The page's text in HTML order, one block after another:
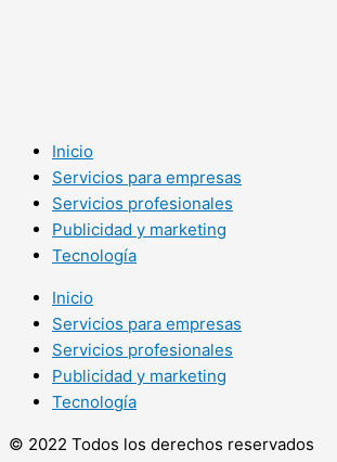
Inicio
Servicios para empresas
Servicios profesionales
Publicidad y marketing
Tecnología
Inicio
Servicios para empresas
Servicios profesionales
Publicidad y marketing
Tecnología
© 2022 Todos los derechos reservados